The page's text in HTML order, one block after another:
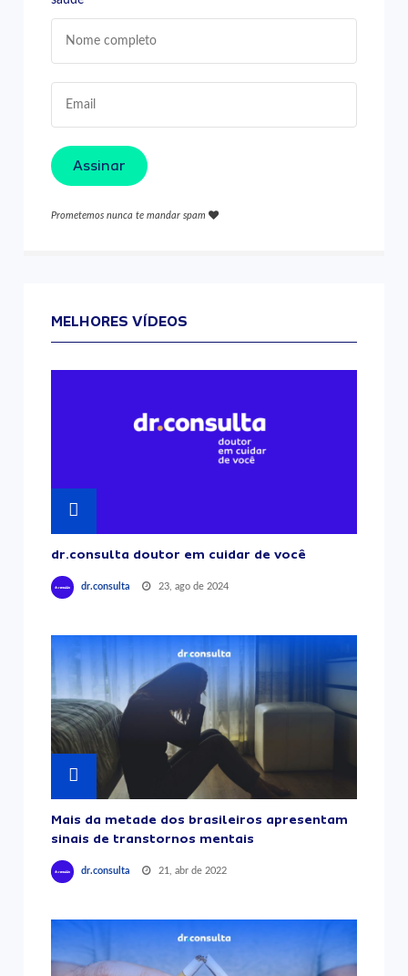
Assinar
Prometemos nunca te mandar spam
MELHORES VÍDEOS
dr.consulta doutor em cuidar de você
dr.consulta 23, ago de 2024
Mais da metade dos brasileiros apresentam
sinais de transtornos mentais
dr.consulta 21, abr de 2022